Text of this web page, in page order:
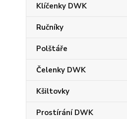
Klíčenky DWK
Ručníky
Polštáře
Čelenky DWK
Kšiltovky
Prostírání DWK